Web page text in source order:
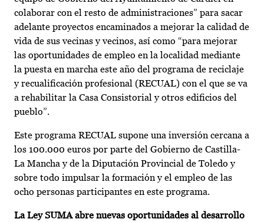
colaborar con el resto de administraciones” para sacar
adelante proyectos encaminados a mejorar la calidad de
vida de sus vecinas y vecinos, así como “para mejorar
las oportunidades de empleo en la localidad mediante
la puesta en marcha este año del programa de reciclaje
y recualificación profesional (RECUAL) con el que se va
a rehabilitar la Casa Consistorial y otros edificios del
pueblo”.
Este programa RECUAL supone una inversión cercana a
los 100.000 euros por parte del Gobierno de Castilla-
La Mancha y de la Diputación Provincial de Toledo y
sobre todo impulsar la formación y el empleo de las
ocho personas participantes en este programa.
La Ley SUMA abre nuevas oportunidades al desarrollo